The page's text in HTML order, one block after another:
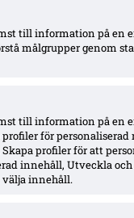
till information på en
målgrupper genom
till information på en
för
profiler för att
innehåll, Utveckla
välja innehåll.